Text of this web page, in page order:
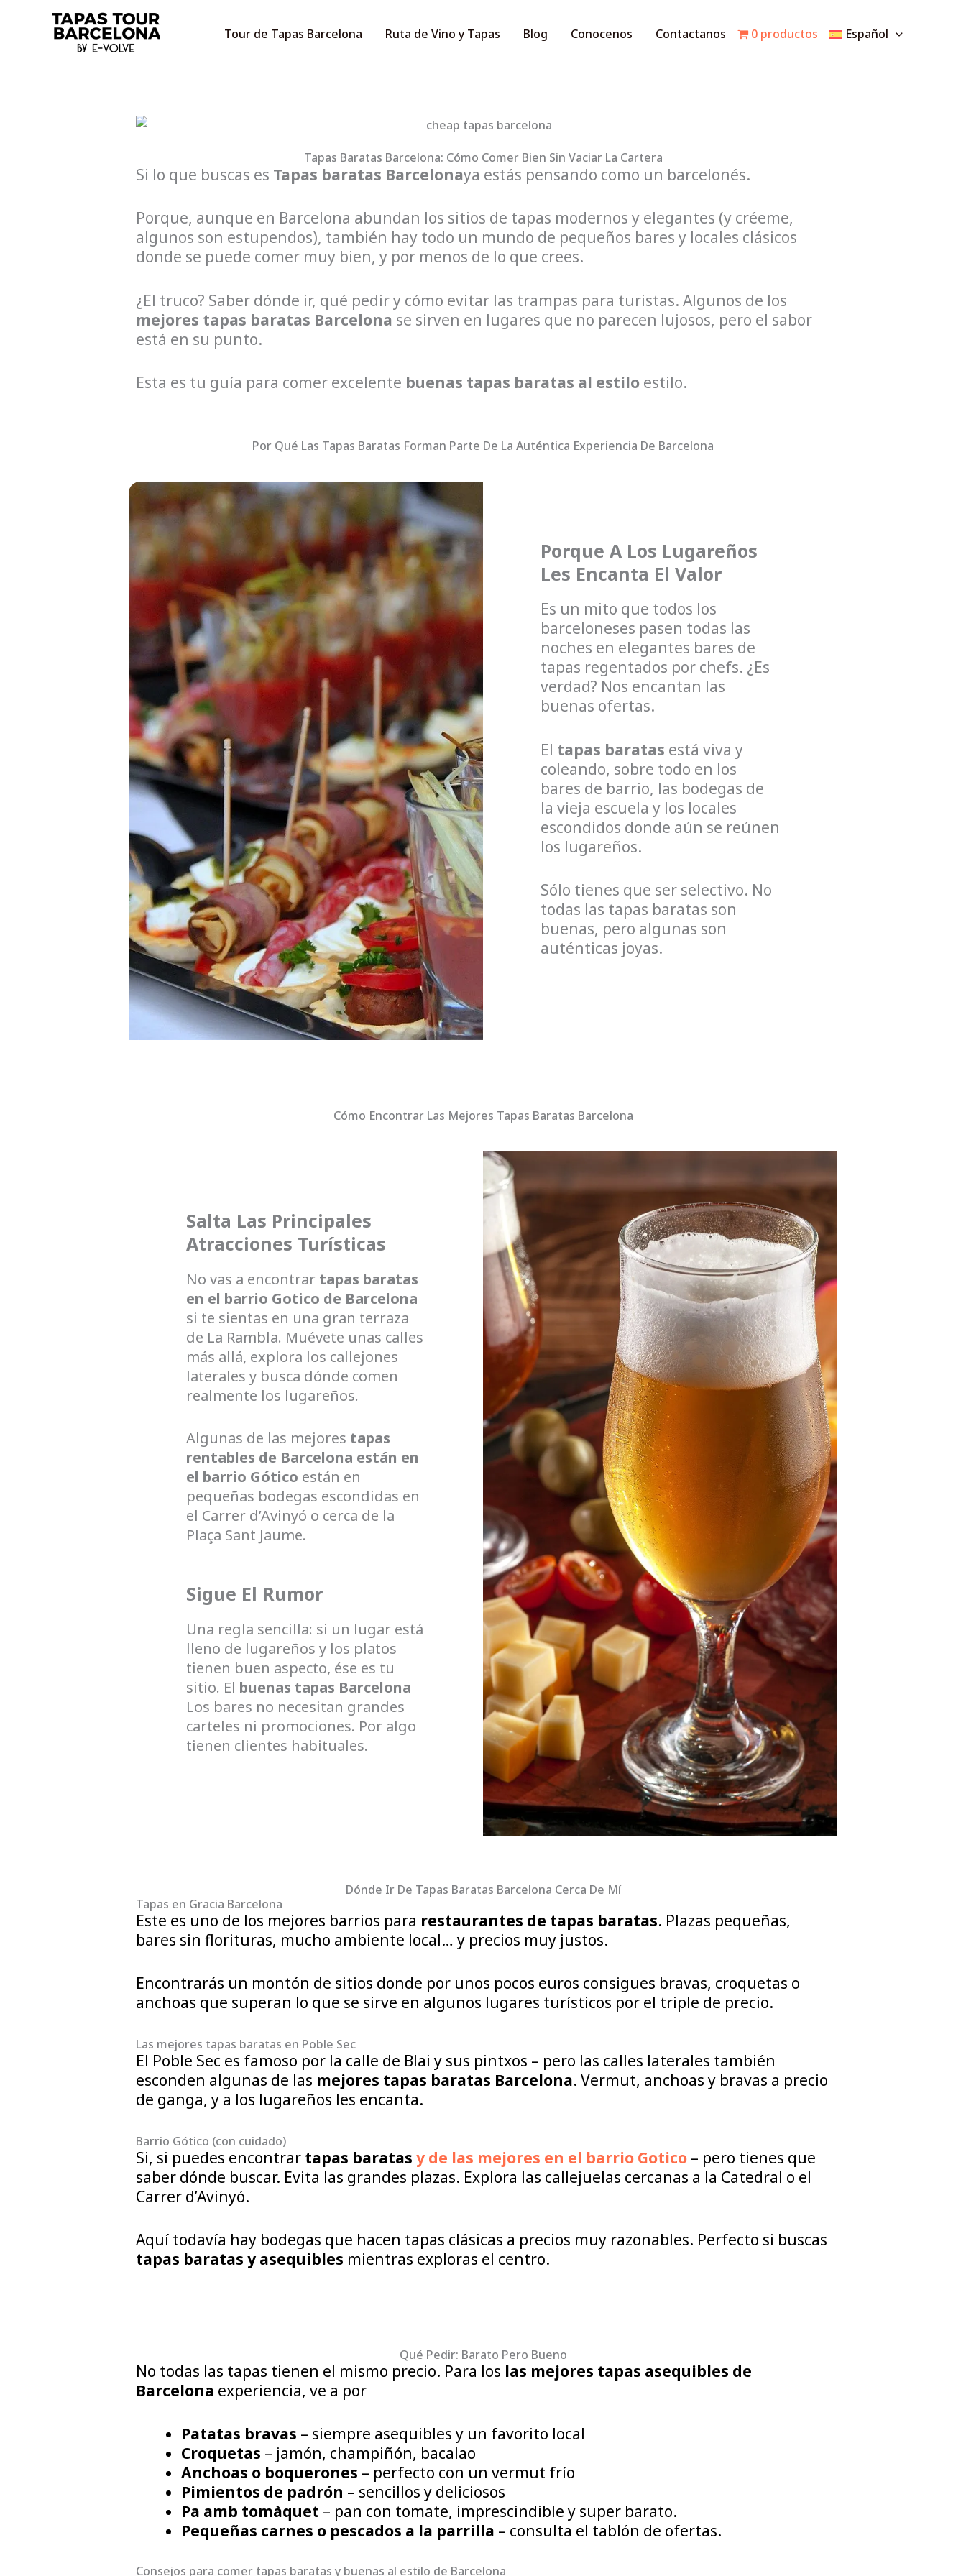
Tour de Tapas Barcelona Ruta de Vino y Tapas Blog Conocenos Contactanos 0 productos Español
Tapas Baratas Barcelona: Cómo Comer Bien Sin Vaciar La Cartera
Si lo que buscas es Tapas baratas Barcelonaya estás pensando como un barcelonés.
Porque, aunque en Barcelona abundan los sitios de tapas modernos y elegantes (y créeme,
algunos son estupendos), también hay todo un mundo de pequeños bares y locales clásicos
donde se puede comer muy bien, y por menos de lo que crees.
¿El truco? Saber dónde ir, qué pedir y cómo evitar las trampas para turistas. Algunos de los
mejores tapas baratas Barcelona se sirven en lugares que no parecen lujosos, pero el sabor
está en su punto.
Esta es tu guía para comer excelente buenas tapas baratas al estiloestilo.
Por Qué Las Tapas Baratas Forman Parte De La Auténtica Experiencia De Barcelona
Porque A Los Lugareños
Les Encanta El Valor
Es un mito que todos los
barceloneses pasen todas las
noches en elegantes bares de
tapas regentados por chefs. ¿Es
verdad? Nos encantan las
buenas ofertas.
El tapas baratas está viva y
coleando, sobre todo en los
bares de barrio, las bodegas de
la vieja escuela y los locales
escondidos donde aún se reúnen
los lugareños.
Sólo tienes que ser selectivo. No
todas las tapas baratas son
buenas, pero algunas son
auténticas joyas.
Cómo Encontrar Las Mejores Tapas Baratas Barcelona
Salta Las Principales
Atracciones Turísticas
No vas a encontrar tapas baratas
en el barrio Gotico de Barcelona
si te sientas en una gran terraza
de La Rambla. Muévete unas calles
más allá, explora los callejones
laterales y busca dónde comen
realmente los lugareños.
Algunas de las mejores tapas
rentables de Barcelona están en
el barrio Gótico están en
pequeñas bodegas escondidas en
el Carrer d’Avinyó o cerca de la
Plaça Sant Jaume.
Sigue El Rumor
Una regla sencilla: si un lugar está
lleno de lugareños y los platos
tienen buen aspecto, ése es tu
sitio. El buenas tapas Barcelona
Los bares no necesitan grandes
carteles ni promociones. Por algo
tienen clientes habituales.
Dónde Ir De Tapas Baratas Barcelona Cerca De Mí
Tapas en Gracia Barcelona
Este es uno de los mejores barrios para restaurantes de tapas baratas. Plazas pequeñas,
bares sin florituras, mucho ambiente local… y precios muy justos.
Encontrarás un montón de sitios donde por unos pocos euros consigues bravas, croquetas o
anchoas que superan lo que se sirve en algunos lugares turísticos por el triple de precio.
Las mejores tapas baratas en Poble Sec
El Poble Sec es famoso por la calle de Blai y sus pintxos – pero las calles laterales también
esconden algunas de las mejores tapas baratas Barcelona. Vermut, anchoas y bravas a precio
de ganga, y a los lugareños les encanta.
Barrio Gótico (con cuidado)
Si, si puedes encontrar tapas baratas y de las mejores en el barrio Gotico– pero tienes que
saber dónde buscar. Evita las grandes plazas. Explora las callejuelas cercanas a la Catedral o el
Carrer d’Avinyó.
Aquí todavía hay bodegas que hacen tapas clásicas a precios muy razonables. Perfecto si buscas
tapas baratas y asequibles mientras exploras el centro.
Qué Pedir: Barato Pero Bueno
No todas las tapas tienen el mismo precio. Para los las mejores tapas asequibles de
Barcelona experiencia, ve a por
Patatas bravas – siempre asequibles y un favorito local
Croquetas – jamón, champiñón, bacalao
Anchoas o boquerones – perfecto con un vermut frío
Pimientos de padrón – sencillos y deliciosos
Pa amb tomàquet – pan con tomate, imprescindible y super barato.
Pequeñas carnes o pescados a la parrilla – consulta el tablón de ofertas.
Consejos para comer tapas baratas y buenas al estilo de Barcelona